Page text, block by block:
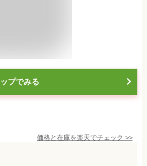
プでみる
価格と在庫を楽天でチェック >>